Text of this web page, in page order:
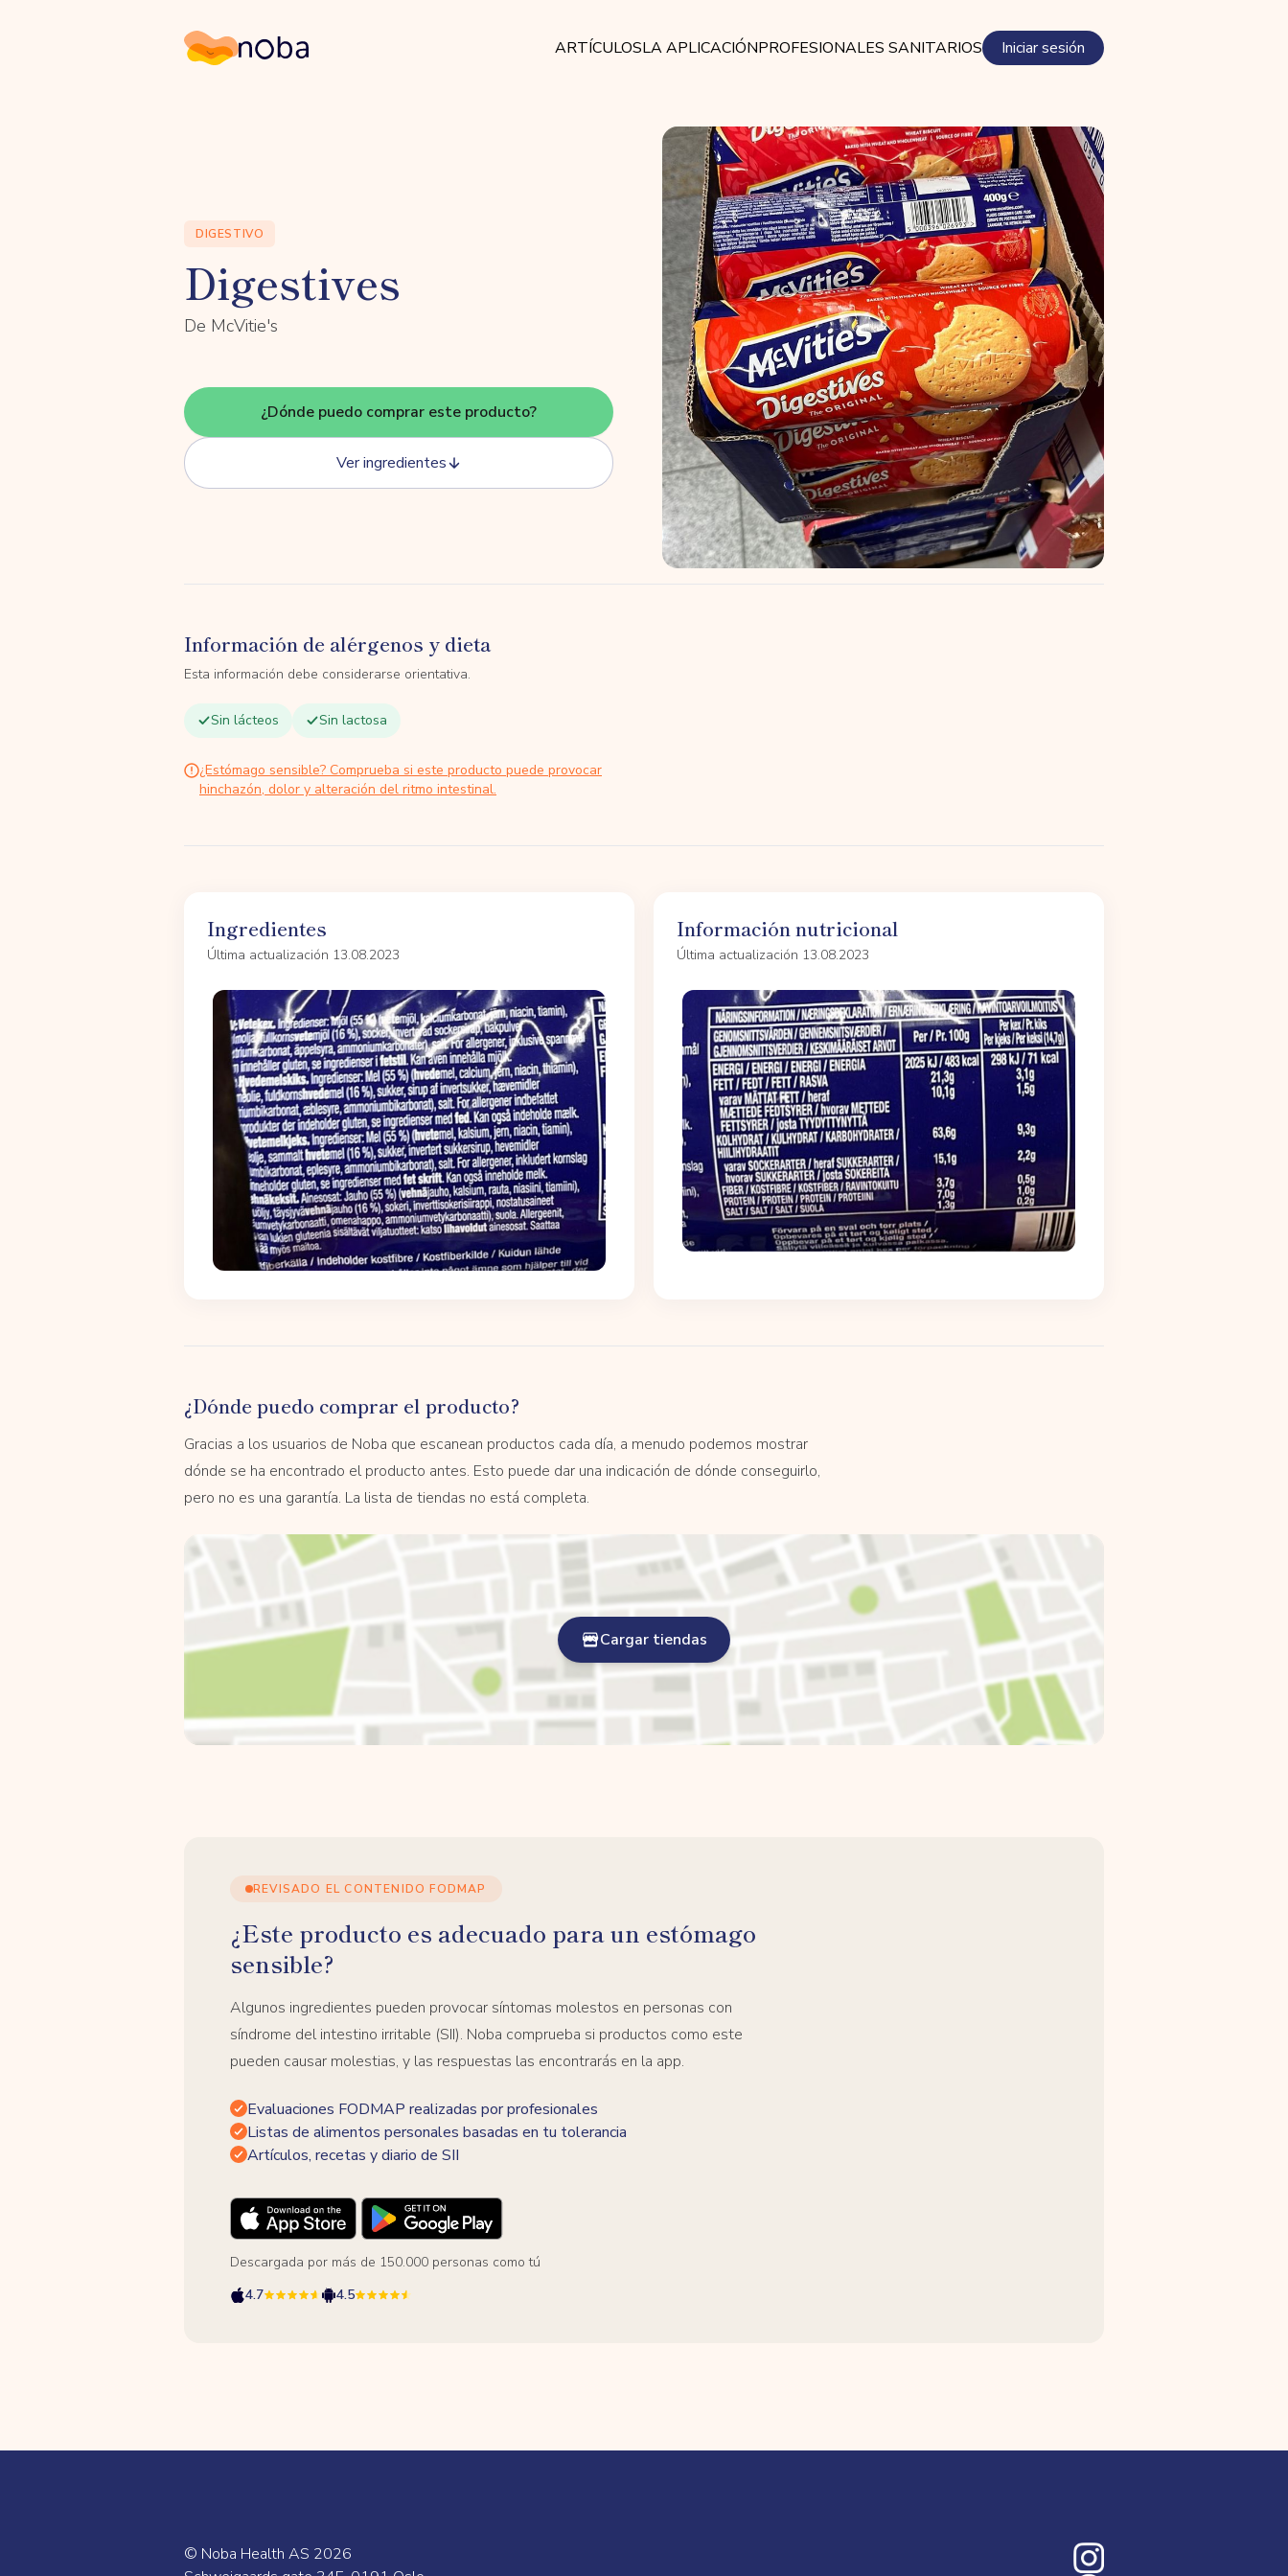
Noba ARTÍCULOSLA APLICACIÓNPROFESIONALES SANITARIOS Iniciar sesión
DIGESTIVO
Digestives
De McVitie's
¿Dónde puedo comprar este producto?
Ver ingredientes
Información de alérgenos y dieta
Esta información debe considerarse orientativa.
Sin lácteos Sin lactosa
¿Estómago sensible? Comprueba si este producto puede provocar
hinchazón, dolor y alteración del ritmo intestinal.
Ingredientes
Última actualización 13.08.2023
Información nutricional
Última actualización 13.08.2023
¿Dónde puedo comprar el producto?
Gracias a los usuarios de Noba que escanean productos cada día, a menudo podemos mostrar
dónde se ha encontrado el producto antes. Esto puede dar una indicación de dónde conseguirlo,
pero no es una garantía. La lista de tiendas no está completa.
Cargar tiendas
REVISADO EL CONTENIDO FODMAP
¿Este producto es adecuado para un estómago
sensible?
Algunos ingredientes pueden provocar síntomas molestos en personas con
síndrome del intestino irritable (SII). Noba comprueba si productos como este
pueden causar molestias, y las respuestas las encontrarás en la app.
Evaluaciones FODMAP realizadas por profesionales
Listas de alimentos personales basadas en tu tolerancia
Artículos, recetas y diario de SII
Descargada por más de 150.000 personas como tú
4.7
4.5
© Noba Health AS 2026